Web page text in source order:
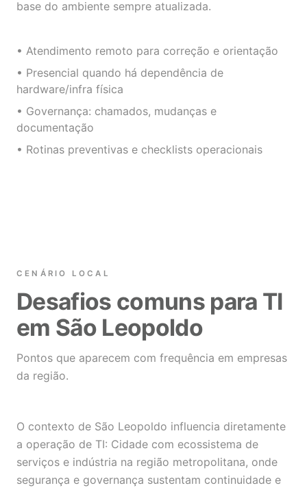
base do ambiente sempre atualizada.
• Atendimento remoto para correção e orientação
• Presencial quando há dependência de
hardware/infra física
• Governança: chamados, mudanças e
documentação
• Rotinas preventivas e checklists operacionais
CENÁRIO LOCAL
Desafios comuns para TI
em São Leopoldo
Pontos que aparecem com frequência em empresas
da região.
O contexto de São Leopoldo influencia diretamente
a operação de TI: Cidade com ecossistema de
serviços e indústria na região metropolitana, onde
segurança e governança sustentam continuidade e